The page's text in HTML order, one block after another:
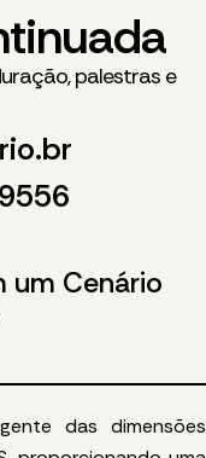
palestras e
um Cenário
das dimensões